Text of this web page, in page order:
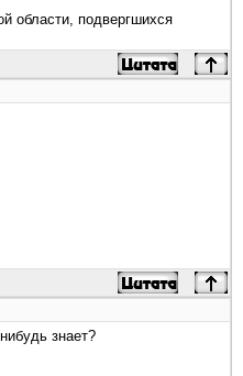
области, подвергшихся
знает?